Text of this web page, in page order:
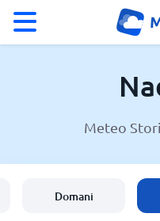
Meteo a NadorMeteo
Domani